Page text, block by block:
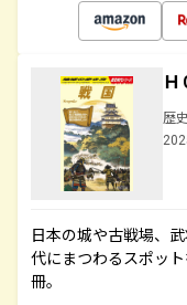
歴
日本の城や古戦場、
代にまつわるスポッ
冊。